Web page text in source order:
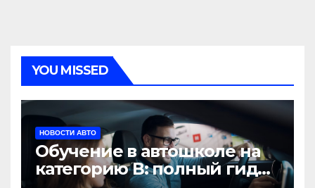
YOU MISSED
НОВОСТИ АВТО
Обучение в автошколе на
категорию В: полный гид